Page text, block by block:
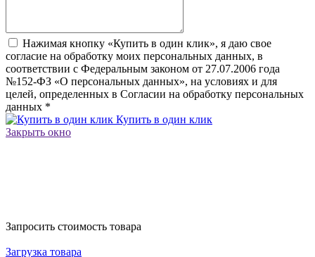
Нажимая кнопку «Купить в один клик», я даю свое
согласие на обработку моих персональных данных, в
соответствии с Федеральным законом от 27.07.2006 года
№152-ФЗ «О персональных данных», на условиях и для
целей, определенных в Согласии на обработку персональных
данных *
Купить в один клик
Закрыть окно
Запросить стоимость товара
Загрузка товара